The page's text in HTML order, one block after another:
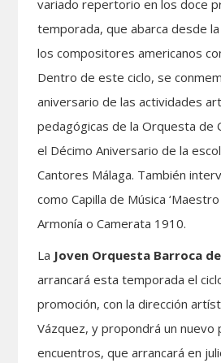
variado repertorio en los doce
temporada, que abarca desde
los compositores americanos
Dentro de este ciclo, se
aniversario de las actividades
pedagógicas de la Orquesta de
el Décimo Aniversario de la
Cantores Málaga. También
como Capilla de Música
Armonía o Camerata 1910.
La Joven Orquesta Barroca
arrancará esta temporada el
promoción, con la dirección
Vázquez, y propondrá un nuevo
encuentros, que arrancará en